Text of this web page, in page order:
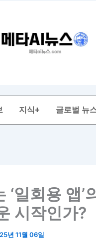
지식+ 글로벌 뉴
‘일회용 앱
시작인가?
년 11월 06일